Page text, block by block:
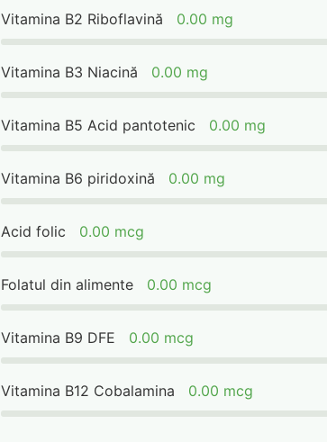
Vitamina B2 Riboflavină 0.00 mg
Vitamina B3 Niacină 0.00 mg
Vitamina B5 Acid pantotenic 0.00 mg
Vitamina B6 piridoxină 0.00 mg
Acid folic 0.00 mcg
Folatul din alimente 0.00 mcg
Vitamina B9 DFE 0.00 mcg
Vitamina B12 Cobalamina 0.00 mcg